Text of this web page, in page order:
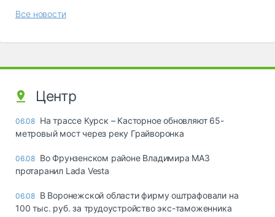
Все новости
Центр
06.08 На трассе Курск – Касторное обновляют 65-
метровый мост через реку Грайворонка
06.08 Во Фрунзенском районе Владимира МАЗ
протаранил Lada Vesta
06.08 В Воронежской области фирму оштрафовали на
100 тыс. руб. за трудоустройство экс-таможенника